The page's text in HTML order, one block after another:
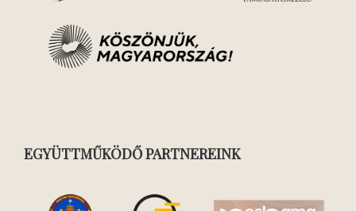
EGYÜTTMŰKÖDŐ PARTNEREINK